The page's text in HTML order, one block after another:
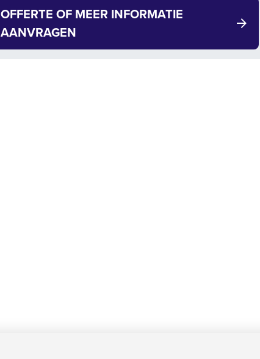
OFFERTE OF MEER INFORMATIE
AANVRAGEN